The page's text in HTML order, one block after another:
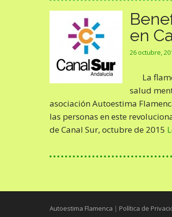
en
26 octubre,
La
salud
asociación Autoestima
las personas en este
de Canal Sur, octubre de 2015
Autoestima Flamenca | Política de